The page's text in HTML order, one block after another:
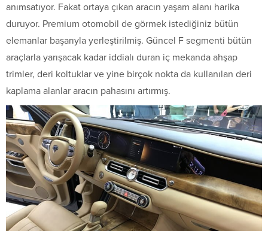
anımsatıyor. Fakat ortaya çıkan aracın yaşam alanı harika
duruyor. Premium otomobil de görmek istediğiniz bütün
elemanlar başarıyla yerleştirilmiş. Güncel F segmenti bütün
araçlarla yarışacak kadar iddialı duran iç mekanda ahşap
trimler, deri koltuklar ve yine birçok nokta da kullanılan deri
kaplama alanlar aracın pahasını artırmış.